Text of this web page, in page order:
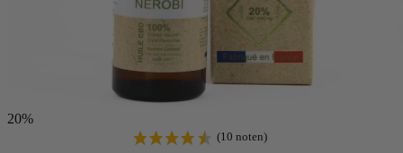
(5 noten)
20%